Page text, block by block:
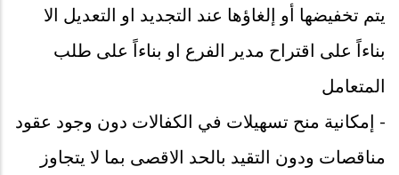
يتم تخفيضها أو إلغاؤها عند التجديد او التعديل الا
بناءاً على اقتراح مدير الفرع او بناءاً على طلب
المتعامل
- إمكانية منح تسهيلات في الكفالات دون وجود عقود
مناقصات ودون التقيد بالحد الاقصى بما لا يتجاوز